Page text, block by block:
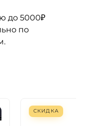
до 5000₽
по
СКИДКА